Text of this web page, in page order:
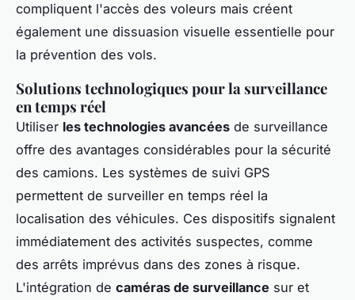
compliquent l'accès des voleurs mais créent
également une dissuasion visuelle essentielle pour
la prévention des vols.
Solutions technologiques pour la surveillance
en temps réel
Utiliser les technologies avancées de surveillance
offre des avantages considérables pour la sécurité
des camions. Les systèmes de suivi GPS
permettent de surveiller en temps réel la
localisation des véhicules. Ces dispositifs signalent
immédiatement des activités suspectes, comme
des arrêts imprévus dans des zones à risque.
L'intégration de caméras de surveillance sur et